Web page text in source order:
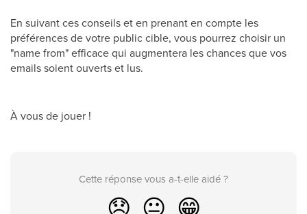
En suivant ces conseils et en prenant en compte les
préférences de votre public cible, vous pourrez choisir un
"name from" efficace qui augmentera les chances que vos
emails soient ouverts et lus.
À vous de jouer !
Cette réponse vous a-t-elle aidé ?
😞 😐 😁